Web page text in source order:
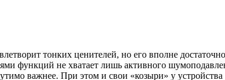
тонких ценителей, но его вполне
функций не хватает лишь активного
важнее. При этом и свои «козыри» у устройства